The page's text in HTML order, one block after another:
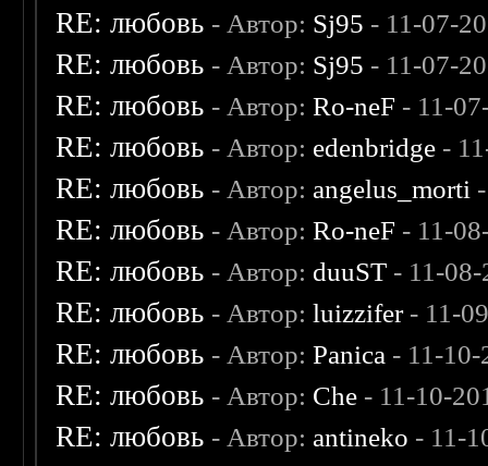
RE: любовь - Автор: Sj95 - 11-07-
RE: любовь - Автор: Sj95 - 11-07-
RE: любовь - Автор:Ro-neF - 11-
RE: любовь - Автор: edenbridge -
RE: любовь - Автор: angelus_morti
RE: любовь - Автор:Ro-neF - 11-
RE: любовь - Автор: duuST - 11-
RE: любовь - Автор:luizzifer- 11-
RE: любовь - Автор:Panica - 11-
RE: любовь - Автор: Che - 11-10-
RE: любовь - Автор: antineko - 11-